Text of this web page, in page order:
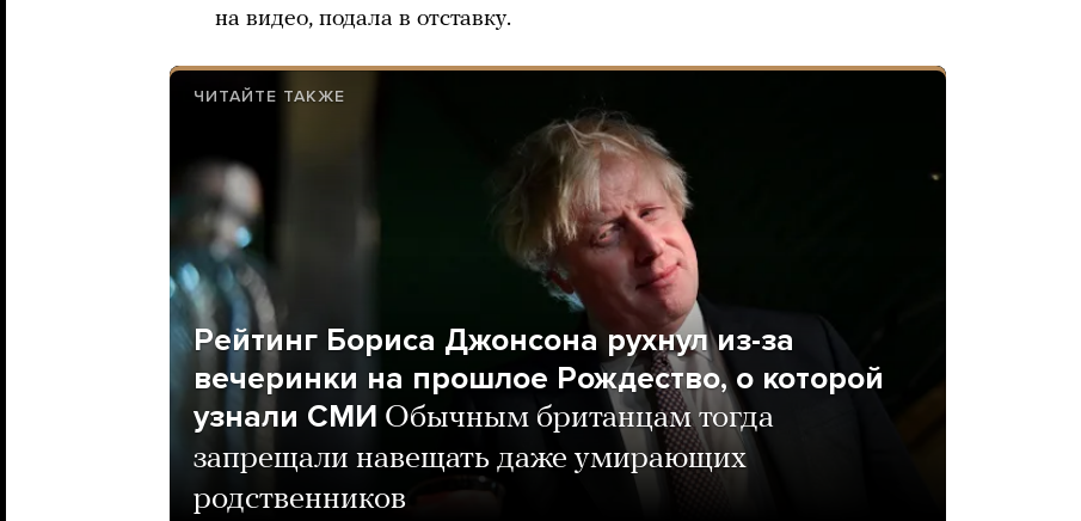
на видео, подала в отставку.
ЧИТАЙТЕ ТАКЖЕ
Рейтинг Бориса Джонсона рухнул из-за
вечеринки на прошлое Рождество, о которой
узнали СМИ Обычным британцам тогда
запрещали навещать даже умирающих
родственников